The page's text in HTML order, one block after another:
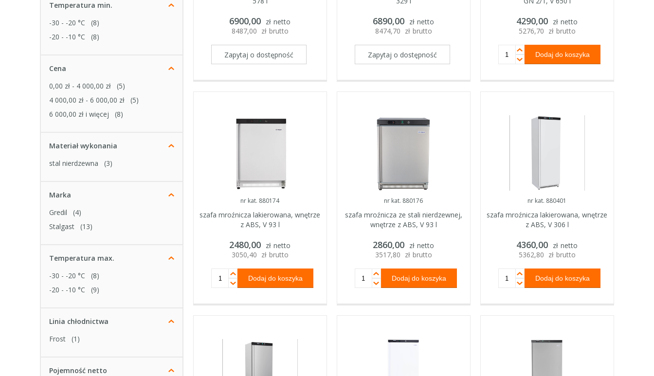
Temperatura min.
-30 - -20 °C
(8)
-20 - -10 °C
(8)
Cena
0,00 zł - 4 000,00 zł
(5)
4 000,00 zł - 6 000,00 zł
(5)
6 000,00 zł i więcej (8)
Materiał wykonania
stal nierdzewna
(3)
Marka
Gredil
(4)
Stalgast
(13)
Temperatura max.
-30 - -20 °C
(8)
-20 - -10 °C
(9)
Linia chłodnictwa
Frost
(1)
Pojemność netto
6900,00 zł netto
8487,00 zł brutto
Zapytaj o dostępność
6890,00 zł netto
8474,70 zł brutto
Zapytaj o dostępność
4290,00 zł netto
5276,70 zł brutto
nr kat. 880174
szafa mroźnicza lakierowana, wnętrze
z ABS, V 93 l
2480,00 zł netto
3050,40 zł brutto
nr kat. 880176
szafa mroźnicza ze stali nierdzewnej,
wnętrze z ABS, V 93 l
2860,00 zł netto
3517,80 zł brutto
nr kat. 880401
szafa mroźnicza lakierowana, wnętrze
z ABS, V 306 l
4360,00 zł netto
5362,80 zł brutto